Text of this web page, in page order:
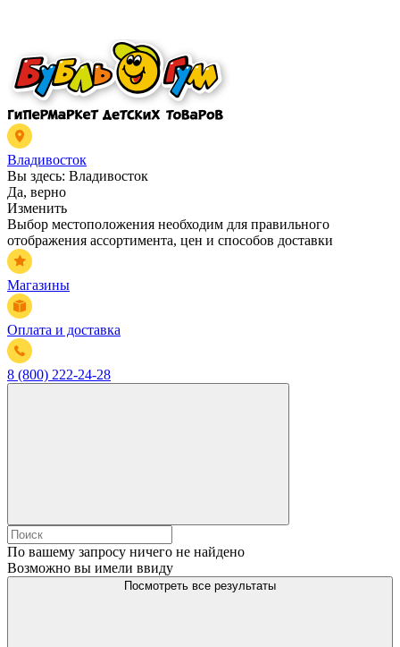
Владивосток
Вы здесь: Владивосток
Да, верно
Изменить
Выбор местоположения необходим для правильного
отображения ассортимента, цен и способов доставки
Магазины
Оплата и доставка
8 (800) 222-24-28
По вашему запросу ничего не найдено
Возможно вы имели ввиду
Посмотреть все результаты